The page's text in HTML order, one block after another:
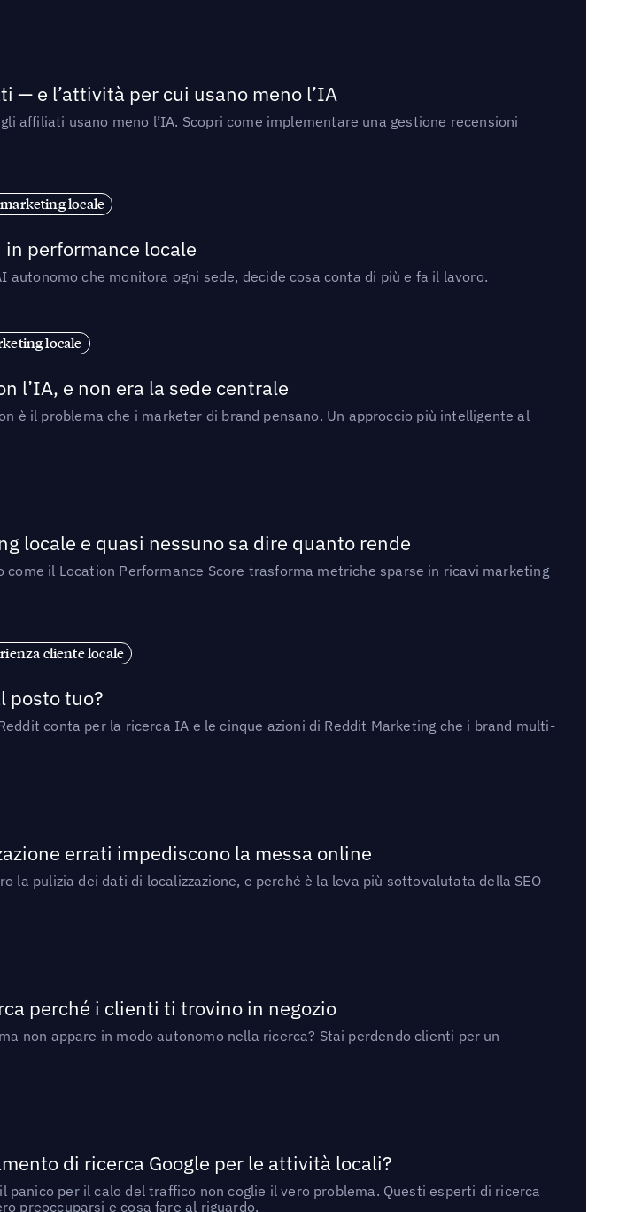
— e l’attività per cui usano meno l’IA
affiliati usano meno l’IA. Scopri come implementare una gestione recensioni
locale
in performance locale
che monitora ogni sede, decide cosa conta di più e fa il lavoro.
locale
l’IA, e non era la sede centrale
è il problema che i marketer di brand pensano. Un approccio più intelligente al
locale e quasi nessuno sa dire quanto rende
il Location Performance Score trasforma metriche sparse in ricavi marketing
cliente locale
posto tuo?
conta per la ricerca IA e le cinque azioni di Reddit Marketing che i brand multi-
errati impediscono la messa online
la pulizia dei dati di localizzazione, e perché è la leva più sottovalutata della SEO
perché i clienti ti trovino in negozio
non appare in modo autonomo nella ricerca? Stai perdendo clienti per un
di ricerca Google per le attività locali?
per il calo del traffico non coglie il vero problema. Questi esperti di ricerca
preoccuparsi e cosa fare al riguardo.